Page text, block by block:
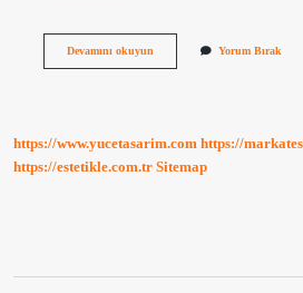
Devamını okuyunDokuz
Bölümü
Mı
Yorum Bırak
https://www.yucetasarim.com https://
https://estetikle.com.tr Sitemap